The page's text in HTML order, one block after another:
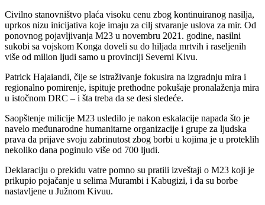
Civilno stanovništvo plaća visoku cenu zbog kontinuiranog nasilja,
uprkos nizu inicijativa koje imaju za cilj stvaranje uslova za mir. Od
ponovnog pojavljivanja M23 u novembru 2021. godine, nasilni
sukobi sa vojskom Konga doveli su do hiljada mrtvih i raseljenih
više od milion ljudi samo u provinciji Severni Kivu.
Patrick Hajaiandi, čije se istraživanje fokusira na izgradnju mira i
regionalno pomirenje, ispituje prethodne pokušaje pronalaženja mira
u istočnom DRC – i šta treba da se desi sledeće.
Saopštenje milicije M23 usledilo je nakon eskalacije napada što je
navelo međunarodne humanitarne organizacije i grupe za ljudska
prava da prijave svoju zabrinutost zbog borbi u kojima je u proteklih
nekoliko dana poginulo više od 700 ljudi.
Deklaraciju o prekidu vatre pomno su pratili izveštaji o M23 koji je
prikupio pojačanje u selima Murambi i Kabugizi, i da su borbe
nastavljene u Južnom Kivuu.